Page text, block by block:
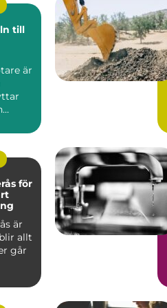
är
för
är
allt
går